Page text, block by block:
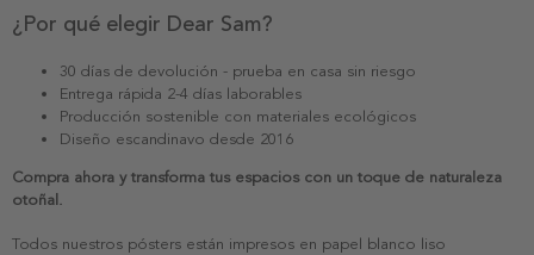
¿Por qué elegir Dear Sam?
30 días de devolución - prueba en casa sin riesgo
Entrega rápida 2-4 días laborables
Producción sostenible con materiales ecológicos
Diseño escandinavo desde 2016
Compra ahora y transforma tus espacios con un toque de naturaleza
otoñal.
Todos nuestros pósters están impresos en papel blanco liso